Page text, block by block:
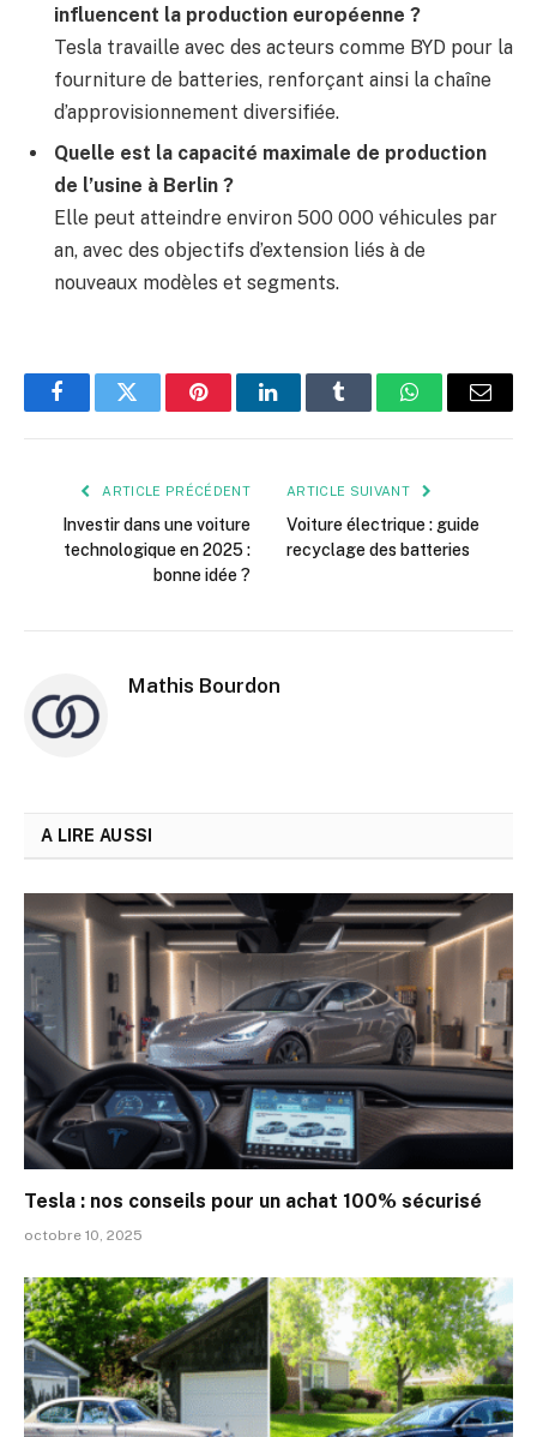
influencent la production européenne ?
Tesla travaille avec des acteurs comme BYD pour la
fourniture de batteries, renforçant ainsi la chaîne
d’approvisionnement diversifiée.
Quelle est la capacité maximale de production
de l’usine à Berlin ?
Elle peut atteindre environ 500 000 véhicules par
an, avec des objectifs d’extension liés à de
nouveaux modèles et segments.
FacebookTwitter PinterestLinkedInTumblr WhatsApp
E-
ARTICLE PRÉCÉDENT
Investir dans une voiture
technologique en 2025 :
bonne idée ?
ARTICLE SUIVANT
Voiture électrique : guide
recyclage des batteries
Mathis Bourdon
A LIRE AUSSI
Tesla : nos conseils pour un achat 100% sécurisé
octobre 10, 2025